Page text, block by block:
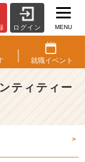
ログイン MENU
就職イベント
ティティー
>